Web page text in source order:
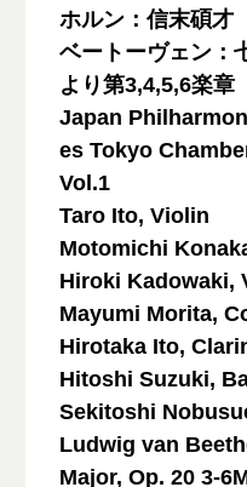
ホルン：信末碩才
ベートーヴェン：
より第3,4,5,6楽章
Japan
es Tokyo
Vol.1
Taro Ito, Violin
Motomichi
Hiroki Kadowaki,
Mayumi Morita,
Hirotaka Ito,
Hitoshi Suzuki,
Sekitoshi
Ludwig van
Major, Op. 20 3-